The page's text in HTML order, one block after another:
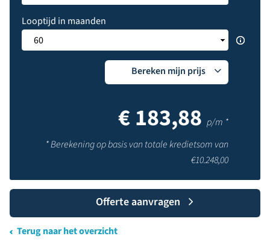
Looptijd in maanden
Bereken mijn prijs
€183,88 p/m *
* Berekening op basis van totale kredietsom van
€10.248,00
Offerte aanvragen
Terug naar het overzicht